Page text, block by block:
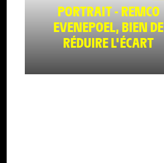
PORTRAIT - REMCO
EVENEPOEL, BIEN DE
RÉDUIRE L'ÉCART